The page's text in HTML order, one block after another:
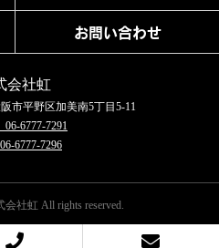
お問い合わせ
会社虹
市平野区加美南5丁目5-11
6777-7291
6777-7296
社虹 All rights reserved.